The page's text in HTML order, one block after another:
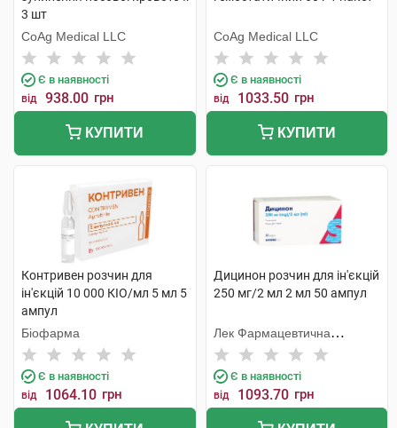
3 шт
CoAg Medical LLC
Є в наявності
від 938.00 грн
КУПИТИ
CoAg Medical LLC
Є в наявності
від 1033.50 грн
КУПИТИ
Контривен розчин для
ін'єкцій 10 000 КІО/мл 5 мл 5
ампул
Біофарма
Є в наявності
від 1064.10 грн
Дицинон розчин для ін'єкцій
250 мг/2 мл 2 мл 50 ампул
Лек Фармацевтична
компанія
Є в наявності
від 1093.70 грн